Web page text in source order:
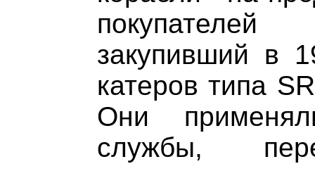
закупивший в
катеров типа
Они
службы,